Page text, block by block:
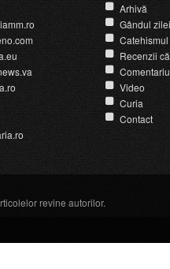
Arhivă
Gândul zilei
Recenzii
Video
Curia
Contact
revine autorilor.